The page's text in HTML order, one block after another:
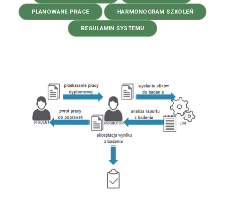
PLANOWANE PRACE HARMONOGRAM SZKOLEŃ
REGULAMIN SYSTEMU